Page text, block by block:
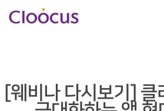
[웨비나 다시보기] 클